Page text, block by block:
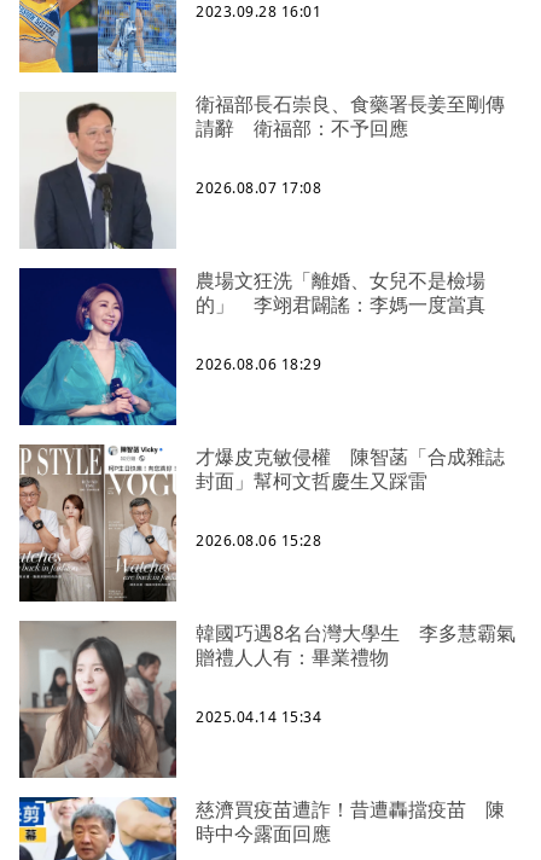
2023.09.28 16:01
衛福部長石崇良、食藥署長姜至剛傳
請辭 衛福部：不予回應
2026.08.07 17:08
農場文狂洗「離婚、女兒不是檢場
的」 李翊君闢謠：李媽一度當真
2026.08.06 18:29
才爆皮克敏侵權 陳智菡「合成雜誌
封面」幫柯文哲慶生又踩雷
2026.08.06 15:28
韓國巧遇8名台灣大學生 李多慧霸氣
贈禮人人有：畢業禮物
2025.04.14 15:34
慈濟買疫苗遭詐！昔遭轟擋疫苗 陳
時中今露面回應